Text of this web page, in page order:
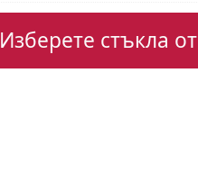
Изберете стъкла от